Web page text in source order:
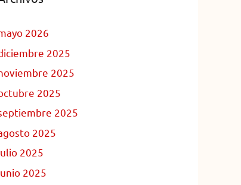
2026
2025
2025
2025
2025
2025
2025
2025